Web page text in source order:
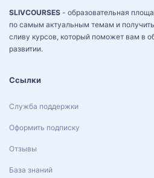
SLIVCOURSES - образовательная
по самым актуальным темам и
сливу курсов, который поможет вам в
развитии.
Ссылки
Служба поддержки
Оформить подписку
Отзывы
База знаний